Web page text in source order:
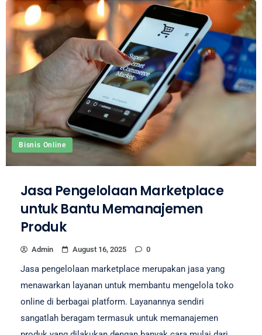
Bisnis Online
Jasa Pengelolaan Marketplace
untuk Bantu Memanajemen
Produk
Admin August 16, 2025 0
Jasa pengelolaan marketplace merupakan jasa yang
menawarkan layanan untuk membantu mengelola toko
online di berbagai platform. Layanannya sendiri
sangatlah beragam termasuk untuk memanajemen